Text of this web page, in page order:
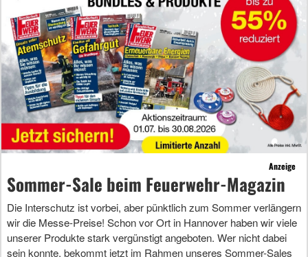
Anzeige
Sommer-Sale beim Feuerwehr-Magazin
Die Interschutz ist vorbei, aber pünktlich zum Sommer verlängern
wir die Messe-Preise! Schon vor Ort in Hannover haben wir viele
unserer Produkte stark vergünstigt angeboten. Wer nicht dabei
sein konnte, bekommt jetzt im Rahmen unseres Sommer-Sales